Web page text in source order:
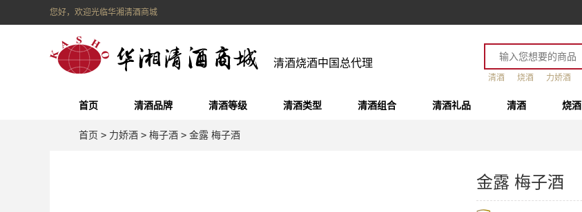
您好，欢迎光临华湘清酒商城
清酒烧酒中国总代理
清酒 烧酒 力娇酒
首页 清酒品牌 清酒等级 清酒类型 清酒组合 清酒礼品 清酒 烧酒
首页 > 力娇酒 > 梅子酒 > 金露 梅子酒
金露 梅子酒